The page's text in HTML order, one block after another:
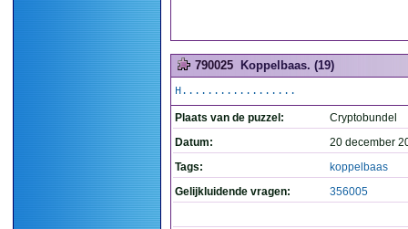
790025 Koppelbaas. (19)
H..................
Plaats van de puzzel:
Cryptobundel
Datum:
20 december
Tags:
koppelbaas
Gelijkluidende vragen:
356005